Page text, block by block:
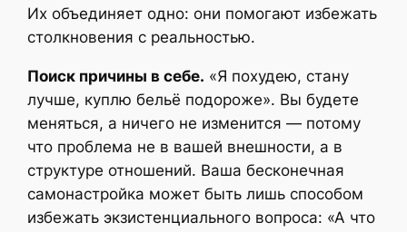
Их объединяет одно: они помогают избежать
столкновения с реальностью.
Поиск причины в себе. «Я похудею, стану
лучше, куплю бельё подороже». Вы будете
меняться, а ничего не изменится — потому
что проблема не в вашей внешности, а в
структуре отношений. Ваша бесконечная
самонастройка может быть лишь способом
избежать экзистенциального вопроса: «А что